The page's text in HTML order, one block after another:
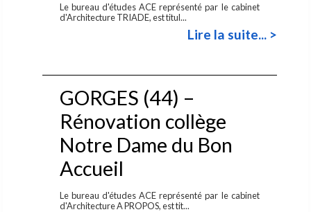
Le bureau d'études ACE représenté par le cabinet
d'Architecture TRIADE, est titul...
Lire la suite... >
GORGES (44) –
Rénovation collège
Notre Dame du Bon
Accueil
Le bureau d'études ACE représenté par le cabinet
d'Architecture A PROPOS, est tit...